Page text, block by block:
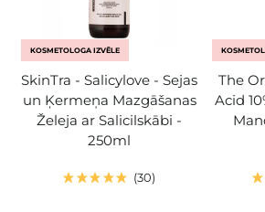
KOSMETOLOGA IZVĒLE
SkinTra - Salicylove - Sejas
un Ķermeņa Mazgāšanas
Želeja ar Salicilskābi -
250ml
30
The
Acid